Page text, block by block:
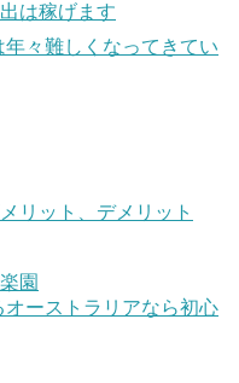
は稼げます
々難しくなってきてい
リット、デメリット
園
ーストラリアなら初心